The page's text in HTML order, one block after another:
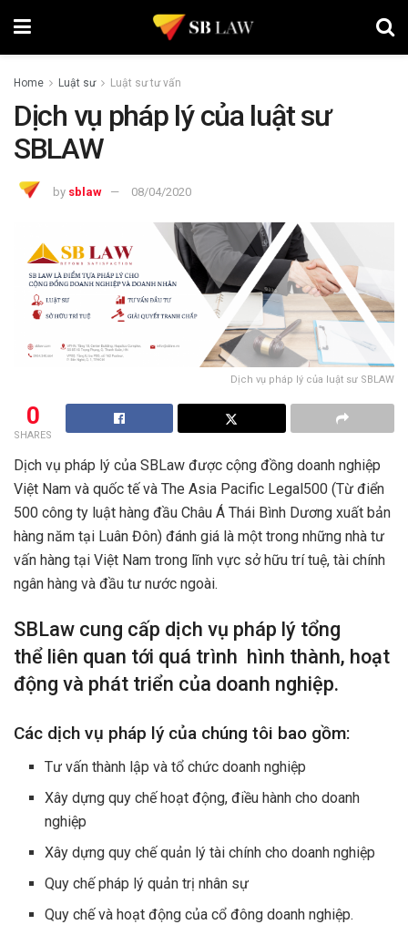
Home Luật sư Luật sư tư vấn
Dịch vụ pháp lý của luật sư
SBLAW
by sblaw 08/04/2020
Dịch vụ pháp lý của luật sư SBLAW
0
SHARES
Dịch vụ pháp lý của SBLaw được cộng đồng doanh nghiệp
Việt Nam và quốc tế và The Asia Pacific Legal500 (Từ điển
500 công ty luật hàng đầu Châu Á Thái Bình Dương xuất bản
hàng năm tại Luân Đôn) đánh giá là một trong những nhà tư
vấn hàng tại Việt Nam trong lĩnh vực sở hữu trí tuệ, tài chính
ngân hàng và đầu tư nước ngoài.
SBLaw cung cấp dịch vụ pháp lý tổng
thể liên quan tới quá trình hình thành, hoạt
động và phát triển của doanh nghiệp.
Các dịch vụ pháp lý của chúng tôi bao gồm:
Tư vấn thành lập và tổ chức doanh nghiệp
Xây dựng quy chế hoạt động, điều hành cho doanh
nghiệp
Xây dựng quy chế quản lý tài chính cho doanh nghiệp
Quy chế pháp lý quản trị nhân sự
Quy chế và hoạt động của cổ đông doanh nghiệp.